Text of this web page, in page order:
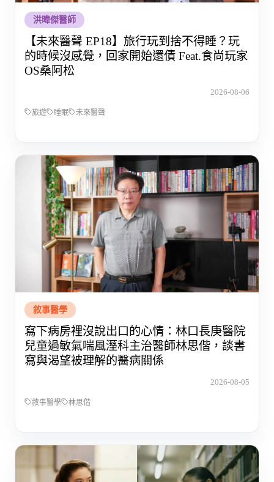
洪暐傑醫師
【未來醫聲 EP18】旅行玩到捨不得睡？玩
的時候沒感覺，回家開始還債 Feat.食尚玩家
OS桑阿松
2026-08-06
旅遊 睡眠 未來醫聲
敘事醫學
寫下病房裡沒說出口的心情：林口長庚醫院
兒童過敏氣喘風溼科主治醫師林思偕，談書
寫與渴望被理解的醫病關係
2026-08-05
敘事醫學 林思偕